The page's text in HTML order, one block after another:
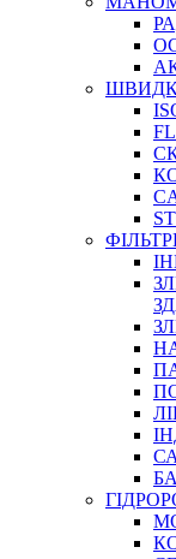
АВТОХІМІЯ
ДОМКРАТИ
НАБОРИ
НАСОСИ,
ПАСТА,
ІНСТРУМЕНТ
САДОВИЙ
ЕЛЕКТРИЧНІ
ПАЛЬНИКИ,
ЗАМКИ І